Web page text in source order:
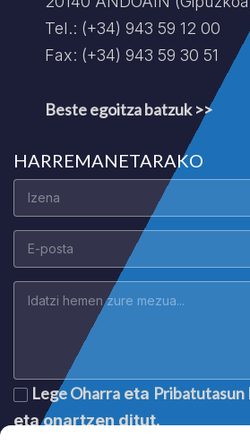
Tel.: (+34) 943 59 12 00
Fax: (+34) 943 59 30 51
Beste egoitza batzuk >>
HARREMANETARAKO
Lege Oharra eta Pribatutasun
eta onartzen ditut.